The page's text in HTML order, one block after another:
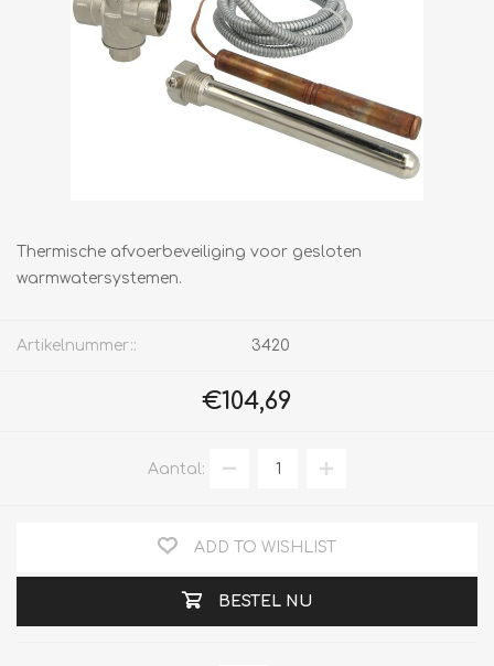
Thermische afvoerbeveiliging voor gesloten
warmwatersystemen.
Artikelnummer:: 3420
€104,69
Aantal:
ADD TO WISHLIST
BESTEL NU